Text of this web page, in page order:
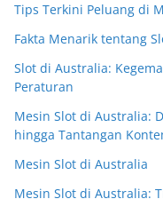
Tips Terkini Peluang di
Fakta Menarik tentang
Slot di Australia:
Peraturan
Mesin Slot di Australia:
hingga Tantangan
Mesin Slot di Australia
Mesin Slot di Australia: